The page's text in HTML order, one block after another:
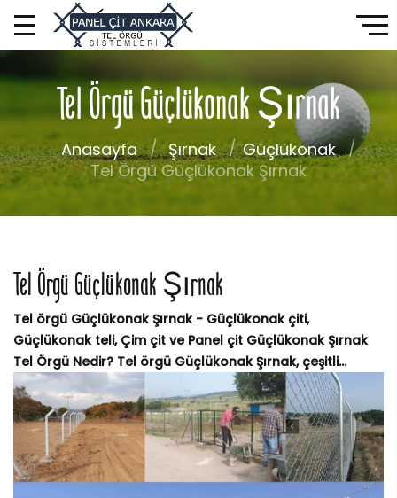
Tel Örgü Güçlükonak Şırnak
Anasayfa Şırnak
Güçlükonak
Tel Örgü Güçlükonak Şırnak
Tel Örgü Güçlükonak Şırnak
Tel örgü Güçlükonak Şırnak - Güçlükonak çiti,
Güçlükonak teli, Çim çit ve Panel çit Güçlükonak Şırnak
Tel Örgü Nedir? Tel örgü Güçlükonak Şırnak, çeşitli...